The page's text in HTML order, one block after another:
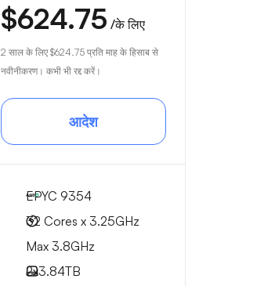
$624.75 /के लिए
2 साल के लिए $624.75 प्रति माह के हिसाब से
नवीनीकरण। कभी भी रद्द करें।
आदेश
EPYC 9354
32 Cores x 3.25GHz
Max 3.8GHz
2x3.84TB